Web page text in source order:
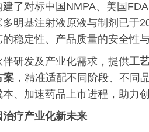
建了对标中国NMPA、美国
明基注射液原液与制剂已于
稳定性、产品质量的安全性
研发及产业化需求，提供工
案 ，精准适配不同阶段、不同
、加速药品上市进程，助力
疗产业化新未来